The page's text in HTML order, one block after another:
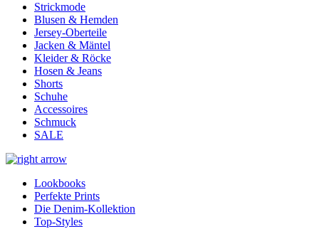
Strickmode
Blusen & Hemden
Jersey-Oberteile
Jacken & Mäntel
Kleider & Röcke
Hosen & Jeans
Shorts
Schuhe
Accessoires
Schmuck
SALE
Lookbooks
Perfekte Prints
Die Denim-Kollektion
Top-Styles